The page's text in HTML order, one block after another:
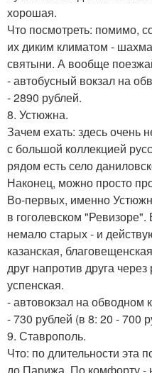
хорошая.
Что посмотреть: помимо,
их диким климатом -
святыни. А вообще
- автобусный вокзал на
- 2890 рублей.
8. Устюжна.
Зачем ехать: здесь очень
с большой коллекцией
рядом есть село
Наконец, можно просто
Во-первых, именно
в гоголевском
немало старых - и
казанская,
друг напротив друга
успенская.
- автовокзал на обводном
- 730 рублей (в 8: 20 - 700
9. Ставрополь.
Что: по длительности эта
до Парижа. По комфорту -